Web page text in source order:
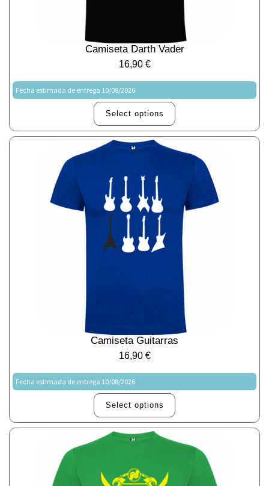
Camiseta Darth Vader
16,90 €
Fecha estimada de entrega 10/08/2026
Select options
Camiseta Guitarras
16,90 €
Fecha estimada de entrega 10/08/2026
Select options